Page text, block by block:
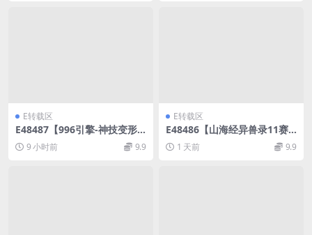
E转载区
E48487【996引擎-神技变形
神魔版】多大陆内购版单机本
地测试服务端
9 小时前 9.9
E转载区
E48486【山海经异兽录11赛
季全人物代金券内购版】手游
WIN手工架设服务端
1 天前 9.9